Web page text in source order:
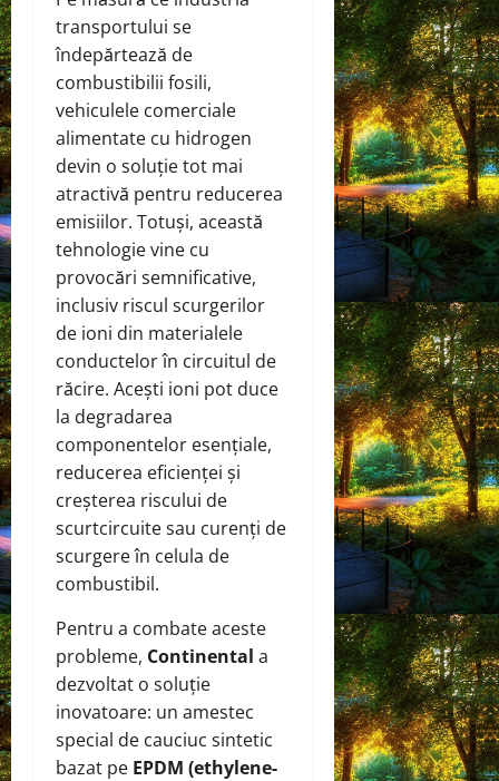
transportului se
îndepărtează de
combustibilii fosili,
vehiculele comerciale
alimentate cu hidrogen
devin o soluție tot mai
atractivă pentru reducerea
emisiilor. Totuși, această
tehnologie vine cu
provocări semnificative,
inclusiv riscul scurgerilor
de ioni din materialele
conductelor în circuitul de
răcire. Acești ioni pot duce
la degradarea
componentelor esențiale,
reducerea eficienței și
creșterea riscului de
scurtcircuite sau curenți de
scurgere în celula de
combustibil.
Pentru a combate aceste
probleme, Continental a
dezvoltat o soluție
inovatoare: un amestec
special de cauciuc sintetic
bazat pe EPDM (ethylene-